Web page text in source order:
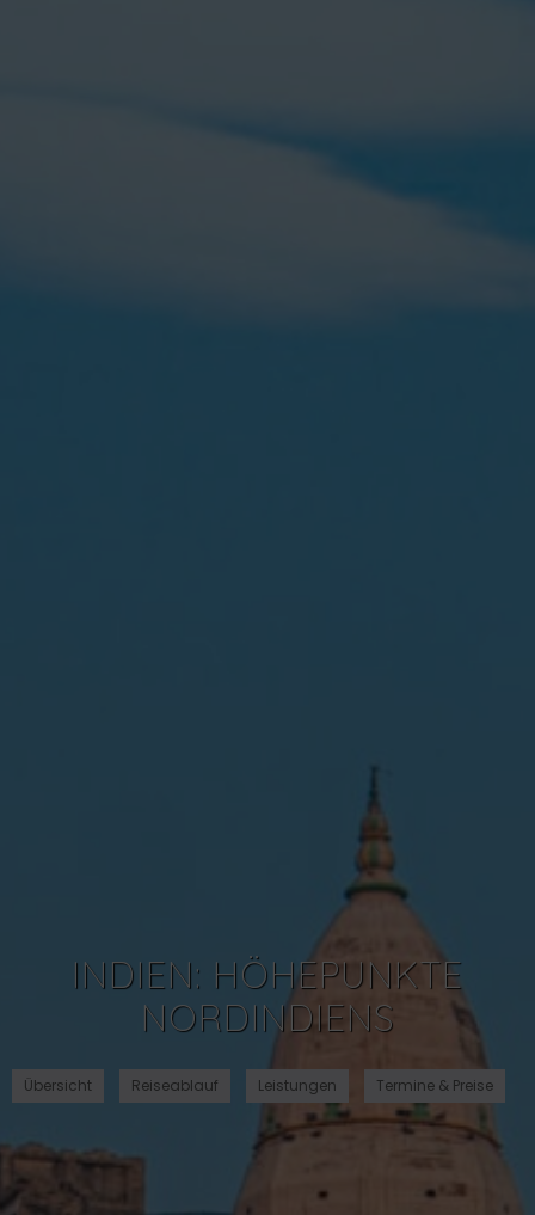
INDIEN: HÖHEPUNKTE
NORDINDIENS
Übersicht Reiseablauf Leistungen Termine & Preise